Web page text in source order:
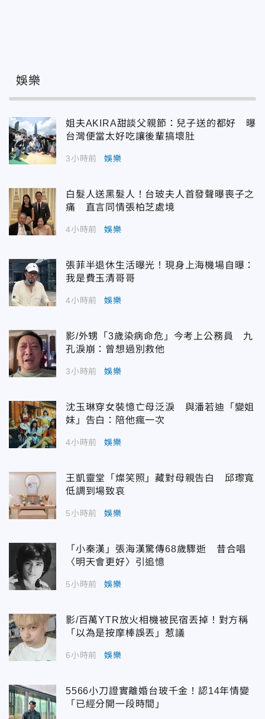
娛樂
姐夫AKIRA甜談父親節：兒子送的都好 曝
台灣便當太好吃讓後輩搞壞肚
3小時前 娛樂
白髮人送黑髮人！台玻夫人首發聲曝喪子之
痛 直言同情張柏芝處境
4小時前 娛樂
張菲半退休生活曝光！現身上海機場自曝：
我是費玉清哥哥
4小時前 娛樂
影/外甥「3歲染病命危」今考上公務員 九
孔淚崩：曾想過別救他
3小時前 娛樂
沈玉琳穿女裝憶亡母泛淚 與潘若迪「變姐
妹」告白：陪他瘋一次
4小時前 娛樂
王凱靈堂「燦笑照」藏對母親告白 邱瓈寬
低調到場致哀
5小時前 娛樂
「小秦漢」張海漢驚傳68歲驟逝 昔合唱
〈明天會更好〉引追憶
5小時前 娛樂
影/百萬YTR放火相機被民宿丟掉！對方稱
「以為是按摩棒誤丟」惹議
6小時前 娛樂
5566小刀證實離婚台玻千金！認14年情變
「已經分開一段時間」